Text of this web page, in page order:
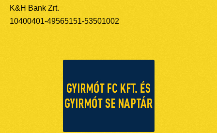
K&H Bank Zrt.
10400401-49565151-53501002